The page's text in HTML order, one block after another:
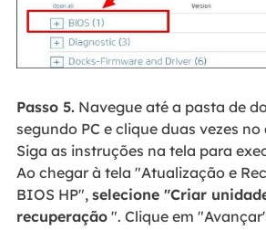
Passo 5.Navegue até a pasta de
segundo PC e clique duas vezes
Siga as instruções na tela para
Ao chegar à tela "Atualização e
BIOS HP", selecione "Criar
recuperação". Clique em